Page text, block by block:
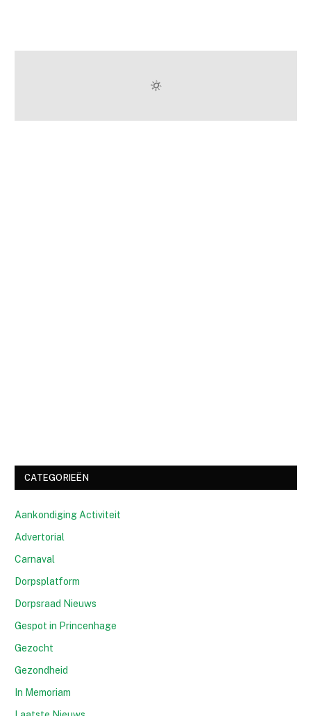
CATEGORIEËN
Aankondiging Activiteit
Advertorial
Carnaval
Dorpsplatform
Dorpsraad Nieuws
Gespot in Princenhage
Gezocht
Gezondheid
In Memoriam